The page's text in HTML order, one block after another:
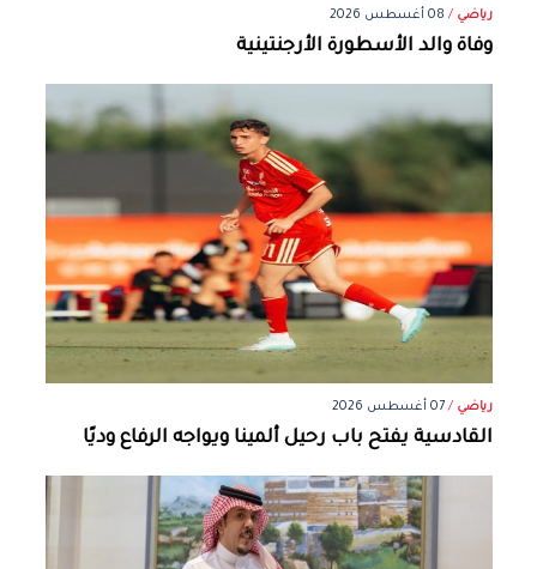
رياضي / 08 أغسطس 2026
وفاة والد الأسطورة الأرجنتينية
رياضي /07 أغسطس 2026
القادسية يفتح باب رحيل ألمينا ويواجه الرفاع وديًا